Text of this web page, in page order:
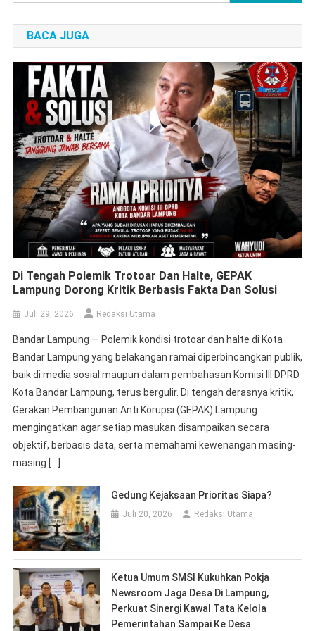
untuk:
BACA JUGA
Di Tengah Polemik Trotoar Dan Halte, GEPAK
Lampung Dorong Kritik Berbasis Fakta Dan Solusi
Juli 29, 2026 Redaksi Utama
Bandar Lampung — Polemik kondisi trotoar dan halte di Kota
Bandar Lampung yang belakangan ramai diperbincangkan publik,
baik di media sosial maupun dalam pembahasan Komisi III DPRD
Kota Bandar Lampung, terus bergulir. Di tengah derasnya kritik,
Gerakan Pembangunan Anti Korupsi (GEPAK) Lampung
mengingatkan agar setiap masukan disampaikan secara
objektif, berbasis data, serta memahami kewenangan masing-
masing […]
Gedung Kejaksaan Prioritas Siapa?
Juli 20, 2026 Redaksi Utama
Ketua Umum SMSI Kukuhkan Pokja
Newsroom Jaga Desa Di Lampung,
Perkuat Sinergi Kawal Tata Kelola
Pemerintahan Sampai Ke Desa